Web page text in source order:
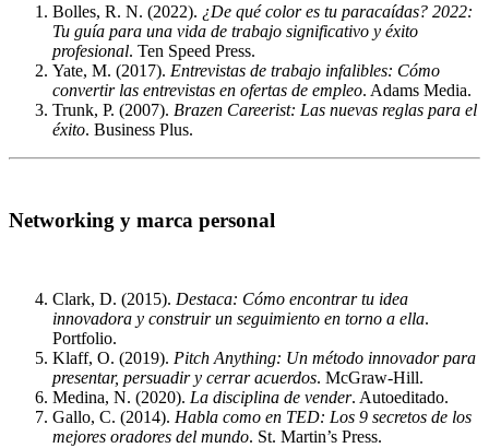
Bolles, R. N. (2022). ¿De qué color es tu paracaídas? 2022:
Tu guía para una vida de trabajo significativo y éxito
profesional. Ten Speed Press.
Yate, M. (2017). Entrevistas de trabajo infalibles: Cómo
convertir las entrevistas en ofertas de empleo. Adams Media.
Trunk, P. (2007). Brazen Careerist: Las nuevas reglas para el
éxito. Business Plus.
Networking y marca personal
Clark, D. (2015). Destaca: Cómo encontrar tu idea
innovadora y construir un seguimiento en torno a ella.
Portfolio.
Klaff, O. (2019). Pitch Anything: Un método innovador para
presentar, persuadir y cerrar acuerdos. McGraw-Hill.
Medina, N. (2020). La disciplina de vender. Autoeditado.
Gallo, C. (2014). Habla como en TED: Los 9 secretos de los
mejores oradores del mundo. St. Martin’s Press.